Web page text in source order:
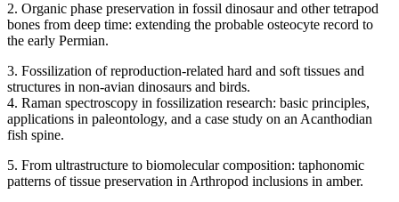
2. Organic phase preservation in fossil dinosaur and other tetrapod
bones from deep time: extending the probable osteocyte record to
the early Permian.
3. Fossilization of reproduction-related hard and soft tissues and
structures in non-avian dinosaurs and birds.
4. Raman spectroscopy in fossilization research: basic principles,
applications in paleontology, and a case study on an Acanthodian
fish spine.
5. From ultrastructure to biomolecular composition: taphonomic
patterns of tissue preservation in Arthropod inclusions in amber.